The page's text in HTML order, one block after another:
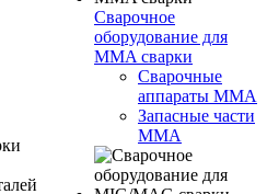
Сварочное
оборудование для
MMA сварки
Сварочные
аппараты MMA
Запасные части
MMA